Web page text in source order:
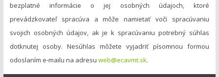
bezplatné informácie o jej osobných údajoch, ktoré
prevádzkovateľ spracúva a môže namietať voči spracúvaniu
svojich osobných údajov, ak je k spracúvaniu potrebný súhlas
dotknutej osoby. Nesúhlas môžete vyjadriť písomnou formou
odoslaním e-mailu na adresu web@ecavmt.sk.